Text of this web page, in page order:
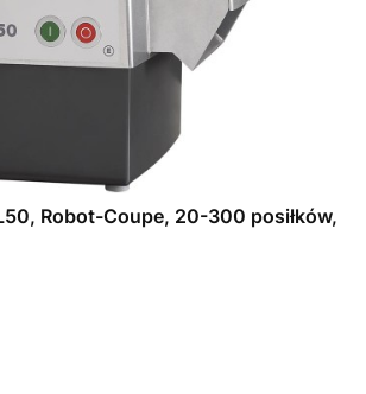
Robot-Coupe, 20-300 posiłków,